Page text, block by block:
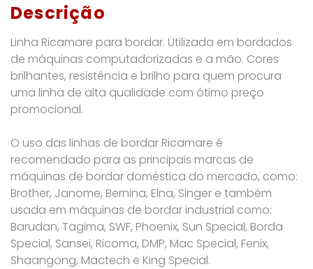
Descrição
Linha Ricamare para bordar. Utilizada em bordados
de máquinas computadorizadas e a mão. Cores
brilhantes, resistência e brilho para quem procura
uma linha de alta qualidade com ótimo preço
promocional.
O uso das linhas de bordar Ricamare é
recomendado para as principais marcas de
máquinas de bordar doméstica do mercado, como:
Brother, Janome, Bernina, Elna, Singer e também
usada em máquinas de bordar industrial como:
Barudan, Tagima, SWF, Phoenix, Sun Special, Borda
Special, Sansei, Ricoma, DMP, Mac Special, Fenix,
Shaangong, Mactech e King Special.